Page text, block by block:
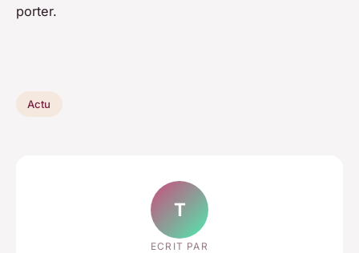
porter.
Actu
T
ECRIT PAR